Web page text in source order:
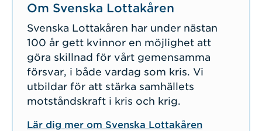
Om Svenska Lottakåren
Svenska Lottakåren har under nästan
100 år gett kvinnor en möjlighet att
göra skillnad för vårt gemensamma
försvar, i både vardag som kris. Vi
utbildar för att stärka samhällets
motståndskraft i kris och krig.
Lär dig mer om Svenska Lottakåren